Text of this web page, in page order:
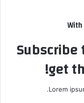
With
get
Lorem